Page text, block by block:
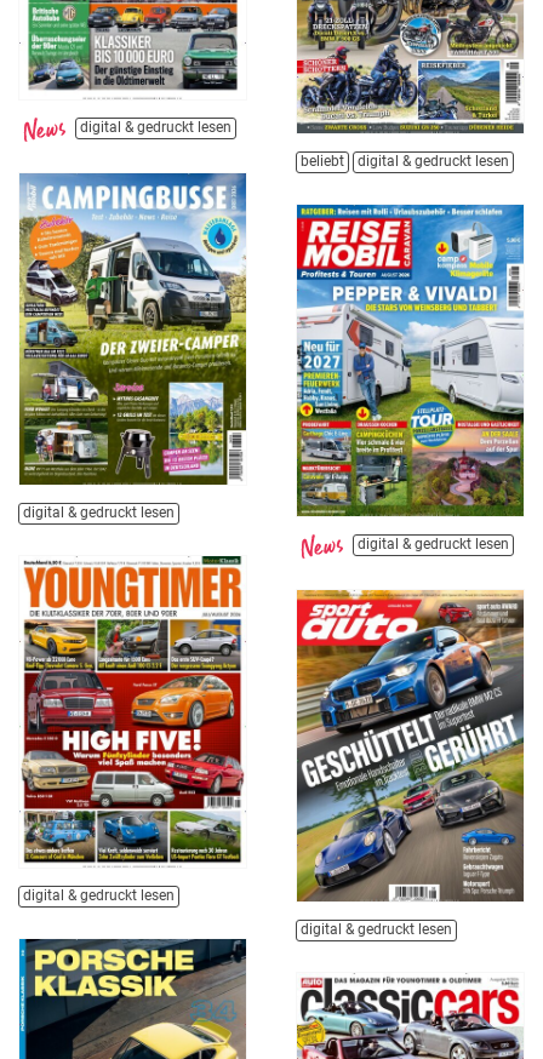
digital & gedruckt lesen
beliebt
digital & gedruckt lesen
digital & gedruckt lesen
digital & gedruckt lesen
digital & gedruckt lesen
digital & gedruckt lesen